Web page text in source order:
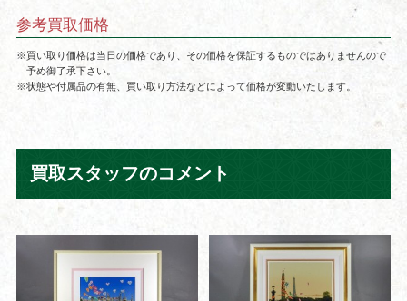
参考買取価格
※買い取り価格は当日の価格であり、その価格を保証するものではありませんので
予め御了承下さい。
※状態や付属品の有無、買い取り方法などによって価格が変動いたします。
買取スタッフのコメント